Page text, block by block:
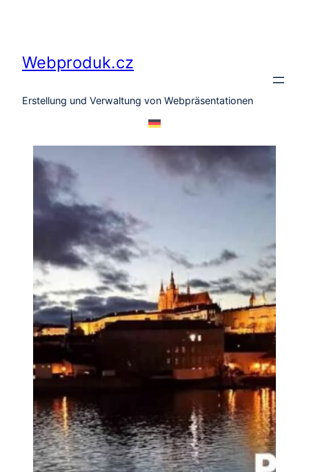
Webproduk.cz
Erstellung und Verwaltung von Webpräsentationen